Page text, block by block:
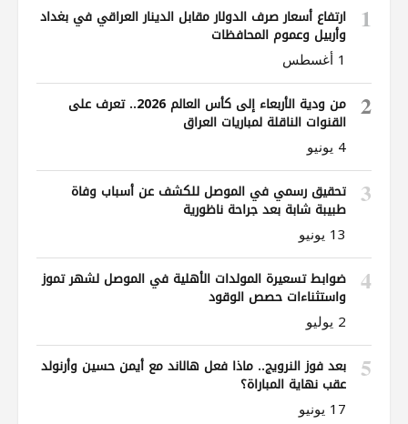
1 ارتفاع أسعار صرف الدولار مقابل الدينار العراقي في بغداد
وأربيل وعموم المحافظات
1 أغسطس
2 من ودية الأربعاء إلى كأس العالم 2026.. تعرف على
القنوات الناقلة لمباريات العراق
4 يونيو
3 تحقيق رسمي في الموصل للكشف عن أسباب وفاة
طبيبة شابة بعد جراحة ناظورية
13 يونيو
4 ضوابط تسعيرة المولدات الأهلية في الموصل لشهر تموز
واستثناءات حصص الوقود
2 يوليو
5 بعد فوز النرويج.. ماذا فعل هالاند مع أيمن حسين وأرنولد
عقب نهاية المباراة؟
17 يونيو